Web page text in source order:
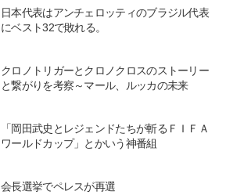
日本代表はアンチェロッティのブラジル代表
にベスト32で敗れる。
クロノトリガーとクロノクロスのストーリー
と繋がりを考察～マール、ルッカの未来
「岡田武史とレジェンドたちが斬るＦＩＦＡ
ワールドカップ」とかいう神番組
会長選挙でペレスが再選